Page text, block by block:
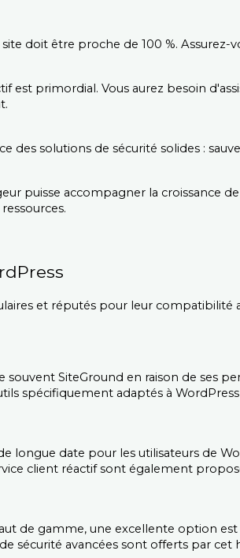
doit être proche de 100 %.
est primordial. Vous aurez besoin
des solutions de sécurité solides :
puisse accompagner la croissance
et réputés pour leur compatibilité
SiteGround en raison de ses
spécifiquement adaptés à
longue date pour les utilisateurs de
client réactif sont également
de gamme, une excellente option
sécurité avancées sont offerts par